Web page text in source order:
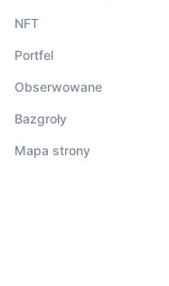
NFT
Portfel
Obserwowane
Bazgroły
Mapa strony